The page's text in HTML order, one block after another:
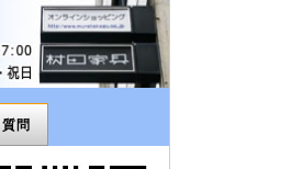
問